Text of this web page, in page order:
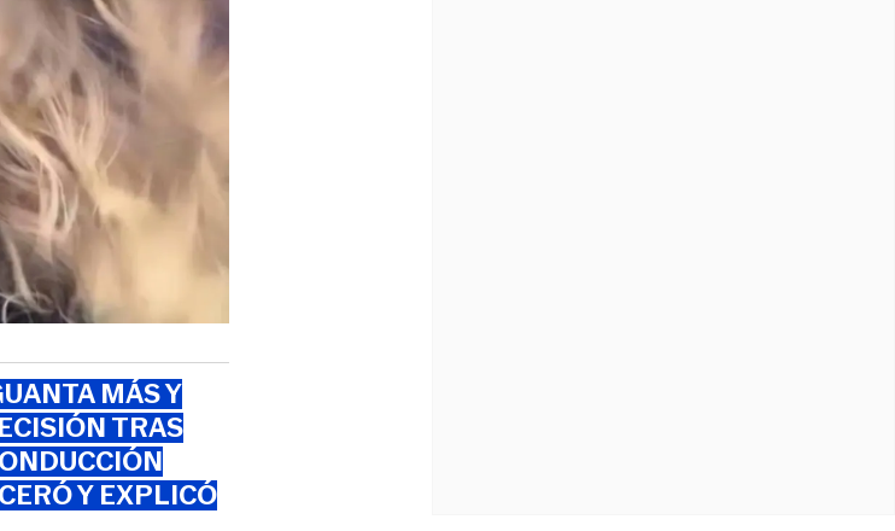
MÁS Y
TRAS
Y EXPLICÓ